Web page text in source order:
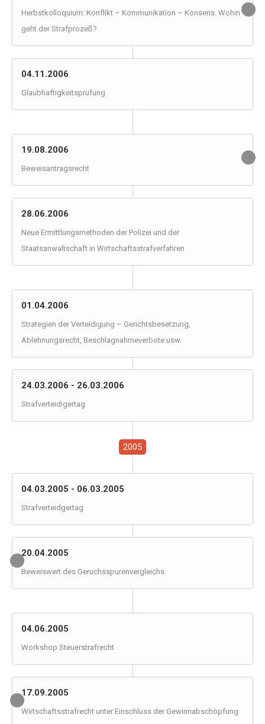
Herbstkolloquium: Konflikt – Kommunikation – Konsens. Wohin
geht der Strafprozeß?
04.11.2006
Glaubhaftigkeitsprüfung
19.08.2006
Beweisantragsrecht
28.06.2006
Neue Ermittlungsmethoden der Polizei und der
Staatsanwaltschaft in Wirtschaftsstrafverfahren
01.04.2006
Strategien der Verteidigung – Gerichtsbesetzung,
Ablehnungsrecht, Beschlagnahmeverbote usw.
24.03.2006 - 26.03.2006
Strafverteidigertag
2005
04.03.2005 - 06.03.2005
Strafverteidgertag
20.04.2005
Beweiswert des Geruchsspurenvergleichs
04.06.2005
Workshop Steuerstrafrecht
17.09.2005
Wirtschaftsstrafrecht unter Einschluss der Gewinnabschöpfung